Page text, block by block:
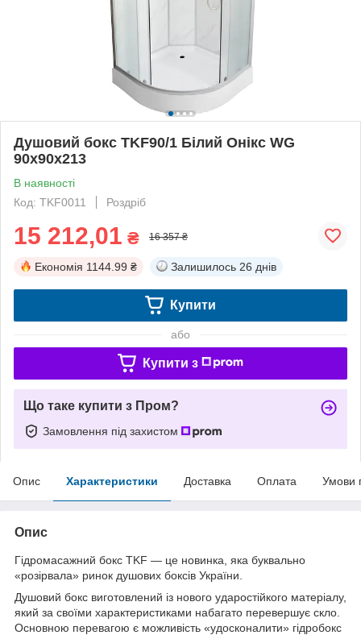
Душовий бокс TKF90/1 Білий Онікс WG
90x90x213
В наявності
Код: TKF0011
Роздріб
15 212,01 ₴ 16 357 ₴
Економія 1144.99 ₴ Залишилось 26 днів
Купити
або
Купити з
Що таке купити з Пром?
Замовлення під захистом
Опис Характеристики Доставка Оплата Умови
Опис
Гідромасажний бокс TKF — це новинка, яка буквально
«розірвала» ринок душових боксів України.
Душовий бокс виготовлений із нового ударостійкого матеріалу,
який за своїми характеристиками набагато перевершує скло.
Основною перевагою є можливість «удосконалити» гідробокс